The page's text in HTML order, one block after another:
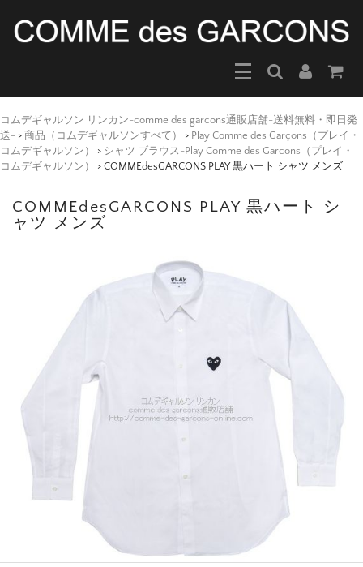
コムデギャルソン リンカン-comme des garcons通販店舗-送料無料・即日発
送- > 商品（コムデギャルソンすべて） > Play Comme des Garçons（プレイ・
コムデギャルソン）
> シャツ ブラウス-Play Comme des Garcons（プレイ・
コムデギャルソン）
> COMMEdesGARCONS PLAY 黒ハート シャツ メンズ
COMMEdesGARCONS PLAY 黒ハート シ
ャツ メンズ